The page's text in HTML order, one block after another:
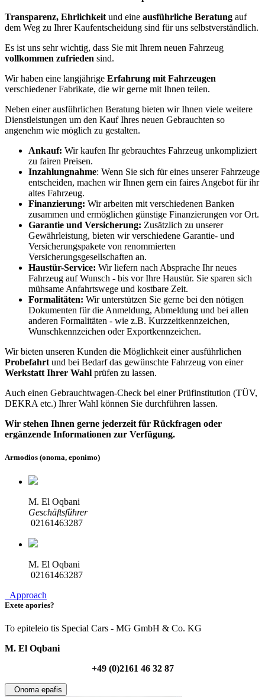
Transparenz, Ehrlichkeit und eine ausführliche Beratung auf
dem Weg zu Ihrer Kaufentscheidung sind für uns selbstverständlich.
Es ist uns sehr wichtig, dass Sie mit Ihrem neuen Fahrzeug
vollkommen zufrieden sind.
Wir haben eine langjährige Erfahrung mit Fahrzeugen
verschiedener Fabrikate, die wir gerne mit Ihnen teilen.
Neben einer ausführlichen Beratung bieten wir Ihnen viele weitere
Dienstleistungen um den Kauf Ihres neuen Gebrauchten so
angenehm wie möglich zu gestalten.
Ankauf: Wir kaufen Ihr gebrauchtes Fahrzeug unkompliziert
zu fairen Preisen.
Inzahlungnahme: Wenn Sie sich für eines unserer Fahrzeuge
entscheiden, machen wir Ihnen gern ein faires Angebot für ihr
altes Fahrzeug.
Finanzierung: Wir arbeiten mit verschiedenen Banken
zusammen und ermöglichen günstige Finanzierungen vor Ort.
Garantie und Versicherung: Zusätzlich zu unserer
Gewährleistung, bieten wir verschiedene Garantie- und
Versicherungspakete von renommierten
Versicherungsgesellschaften an.
Haustür-Service: Wir liefern nach Absprache Ihr neues
Fahrzeug auf Wunsch - bis vor Ihre Haustür. Sie sparen sich
mühsame Anfahrtswege und kostbare Zeit.
Formalitäten: Wir unterstützen Sie gerne bei den nötigen
Dokumenten für die Anmeldung, Abmeldung und bei allen
anderen Formalitäten - wie z.B. Kurzzeitkennzeichen,
Wunschkennzeichen oder Exportkennzeichen.
Wir bieten unseren Kunden die Möglichkeit einer ausführlichen
Probefahrt und bei Bedarf das gewünschte Fahrzeug von einer
Werkstatt Ihrer Wahl prüfen zu lassen.
Auch einen Gebrauchtwagen-Check bei einer Prüfinstitution (TÜV,
DEKRA etc.) Ihrer Wahl können Sie durchführen lassen.
Wir stehen Ihnen gerne jederzeit für Rückfragen oder
ergänzende Informationen zur Verfügung.
Armodios (onoma, eponimo)
M. El Oqbani
Geschäftsführer
02161463287
M. El Oqbani
02161463287
Approach
Exete apories?
To epiteleio tis Special Cars - MG GmbH & Co. KG
M. El Oqbani
+49 (0)2161 46 32 87
Onoma epafis